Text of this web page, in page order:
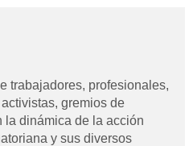
trabajadores, profesionales,
gremios de
la dinámica de la acción
y sus diversos